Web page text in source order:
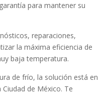
para mantener su
reparaciones,
la máxima eficiencia de
baja temperatura.
de frío, la solución está en
de México. Te